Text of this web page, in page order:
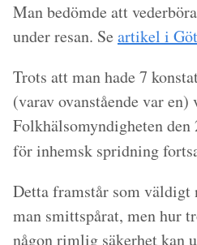
Man bedömde att
under resan. Se artikel i
Trots att man hade 7
(varav ovanstående var
Folkhälsomyndigheten
för inhemsk spridning
Detta framstår som väldigt
man smittspårat, men hur
någon rimlig säkerhet kan